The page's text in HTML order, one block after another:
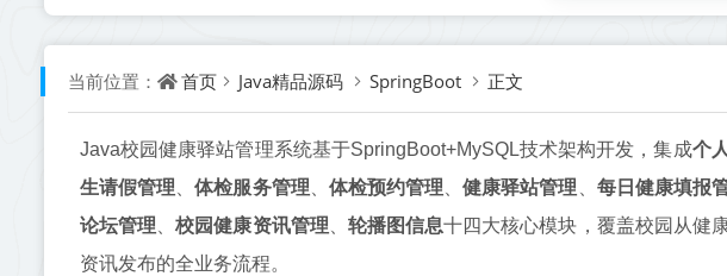
当前位置： 首页 Java精品源码 SpringBoot 正文
Java校园健康驿站管理系统基于SpringBoot+MySQL技术架构开发，集成个
生请假管理 、体检服务管理 体检预约管理 、健康驿站管理 每日健康填报
论坛管理 、校园健康资讯管理 轮播图信息十四大核心模块，覆盖校园从健
资讯发布的全业务流程。